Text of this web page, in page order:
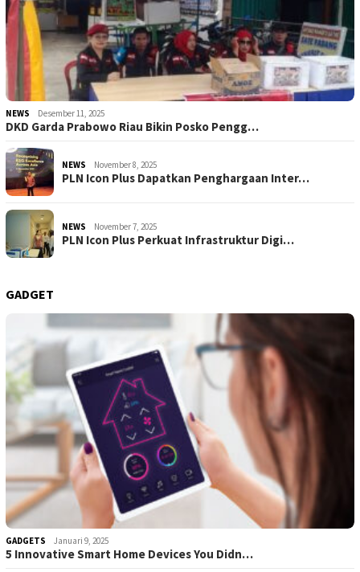
NEWS Desember 11, 2025
DKD Garda Prabowo Riau Bikin Posko Pengg…
NEWS November 8, 2025
PLN Icon Plus Dapatkan Penghargaan Inter…
NEWS November 7, 2025
PLN Icon Plus Perkuat Infrastruktur Digi…
GADGET
GADGETS Januari 9, 2025
5 Innovative Smart Home Devices You Didn…